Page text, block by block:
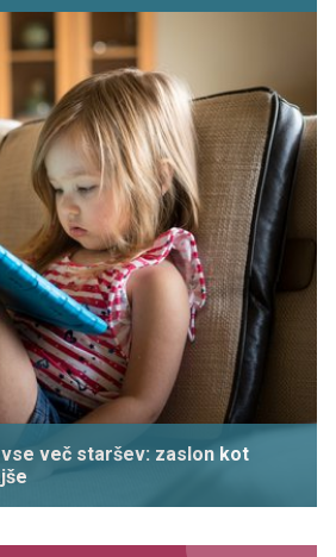
vse več staršev: zaslon kot